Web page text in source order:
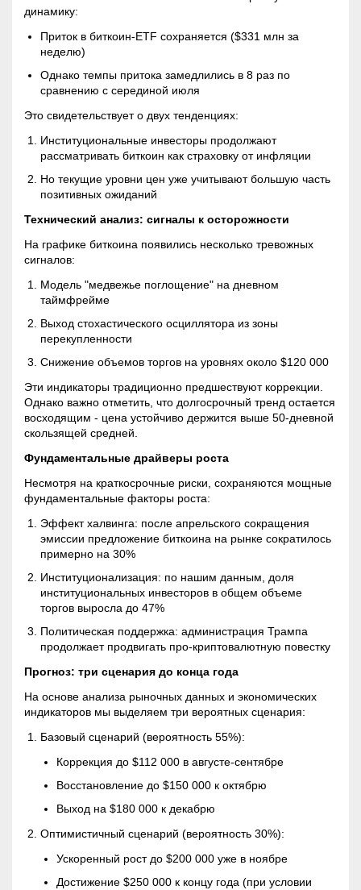
динамику:
Приток в биткоин-ETF сохраняется ($331 млн за
неделю)
Однако темпы притока замедлились в 8 раз по
сравнению с серединой июля
Это свидетельствует о двух тенденциях:
Институциональные инвесторы продолжают
рассматривать биткоин как страховку от инфляции
Но текущие уровни цен уже учитывают большую часть
позитивных ожиданий
Технический анализ: сигналы к осторожности
На графике биткоина появились несколько тревожных
сигналов:
Модель "медвежье поглощение" на дневном
таймфрейме
Выход стохастического осциллятора из зоны
перекупленности
Снижение объемов торгов на уровнях около $120 000
Эти индикаторы традиционно предшествуют коррекции.
Однако важно отметить, что долгосрочный тренд остается
восходящим - цена устойчиво держится выше 50-дневной
скользящей средней.
Фундаментальные драйверы роста
Несмотря на краткосрочные риски, сохраняются мощные
фундаментальные факторы роста:
Эффект халвинга: после апрельского сокращения
эмиссии предложение биткоина на рынке сократилось
примерно на 30%
Институционализация: по нашим данным, доля
институциональных инвесторов в общем объеме
торгов выросла до 47%
Политическая поддержка: администрация Трампа
продолжает продвигать про-криптовалютную повестку
Прогноз: три сценария до конца года
На основе анализа рыночных данных и экономических
индикаторов мы выделяем три вероятных сценария:
Базовый сценарий (вероятность 55%):
Коррекция до $112 000 в августе-сентябре
Восстановление до $150 000 к октябрю
Выход на $180 000 к декабрю
Оптимистичный сценарий (вероятность 30%):
Ускоренный рост до $200 000 уже в ноябре
Достижение $250 000 к концу года (при условии